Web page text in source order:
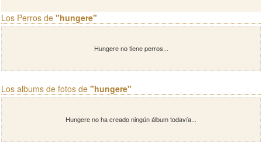
Los Perros de "hungere"
Hungere no tiene perros...
Los albums de fotos de "hungere"
Hungere no ha creado ningún álbum todavía...